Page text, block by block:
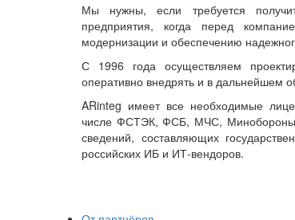
Мы нужны, если требуется
предприятия, когда перед
модернизации и обеспечению
С 1996 года осуществляем
оперативно внедрять и в дальнейшем
ARinteg имеет все необходимые
числе ФСТЭК, ФСБ, МЧС, Минобороны
сведений, составляющих
российских ИБ и ИТ-вендоров.